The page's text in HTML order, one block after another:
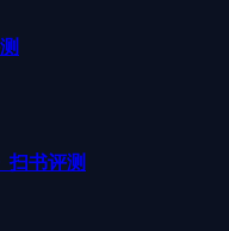
扫书评测